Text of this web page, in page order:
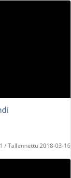
/ Tallennettu 2018-03-16